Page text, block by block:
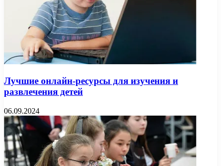
Лучшие онлайн-ресурсы для изучения и
развлечения детей
06.09.2024